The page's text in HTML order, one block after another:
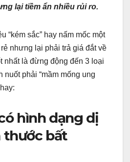
lại tiềm ẩn nhiều rủi ro.
“kém sắc” hay nấm mốc một
nhưng lại phải trả giá đắt về
nhất là đừng động đến 3 loại
nuốt phải “mầm mống ung
hình dạng dị
thước bất